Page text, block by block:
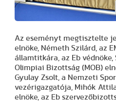
Az eseményt megtisztelte
elnöke, Németh Szilárd, az
államtitkára, az Eb védnöke,
Olimpiai Bizottság (MOB)
Gyulay Zsolt, a Nemzeti
vezérigazgatója, Mihók
elnöke, az Eb